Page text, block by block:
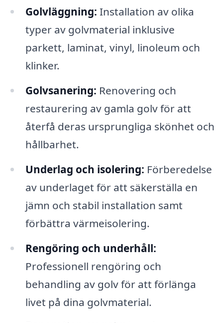
Golvläggning: Installation av olika
typer av golvmaterial inklusive
parkett, laminat, vinyl, linoleum och
klinker.
Golvsanering: Renovering och
restaurering av gamla golv för att
återfå deras ursprungliga skönhet och
hållbarhet.
Underlag och isolering: Förberedelse
av underlaget för att säkerställa en
jämn och stabil installation samt
förbättra värmeisolering.
Rengöring och underhåll:
Professionell rengöring och
behandling av golv för att förlänga
livet på dina golvmaterial.